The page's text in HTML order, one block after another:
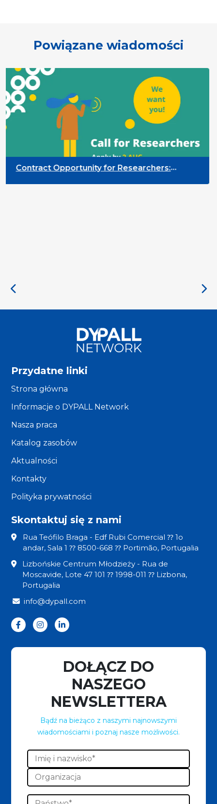
Powiązane wiadomości
Contract Opportunity for Researchers:
Priority
Przydatne linki
Strona główna
Informacje o DYPALL Network
Nasza praca
Katalog zasobów
Aktualności
Kontakty
Polityka prywatności
Skontaktuj się z nami
Rua Teófilo Braga - Edf Rubi Comercial ⁇ 1o
andar, Sala 1 ⁇ 8500-668 ⁇ Portimão, Portugalia
Lizbońskie Centrum Młodzieży - Rua de
Moscavide, Lote 47 101 ⁇ 1998-011 ⁇ Lizbona,
Portugalia
info@dypall.com
DOŁĄCZ DO
NASZEGO
NEWSLETTERA
Bądź na bieżąco z naszymi najnowszymi
wiadomościami i poznaj nasze możliwości.